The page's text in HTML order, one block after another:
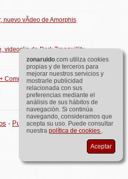
nuevo vÃ­deo de Amorphis
videoclip de Dark Tranquillity
Communic + Scar of the Sun
- Publicidad © zona ruido.com
zonaruido.com utiliza cookies
propias y de terceros para
mejorar nuestros servicios y
mostrarle publicidad
relacionada con sus
preferencias mediante el
análisis de sus hábitos de
navegación. Si continúa
navegando, consideramos que
acepta su uso. Puede consultar
nuestra política de cookies .
Aceptar